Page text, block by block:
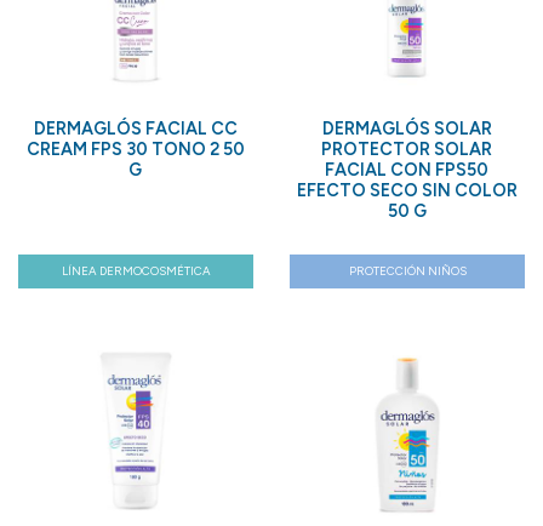
DERMAGLÓS FACIAL CC
CREAM FPS 30 TONO 2 50
G
DERMAGLÓS SOLAR
PROTECTOR SOLAR
FACIAL CON FPS50
EFECTO SECO SIN COLOR
50 G
LÍNEA DERMOCOSMÉTICA PROTECCIÓN NIÑOS